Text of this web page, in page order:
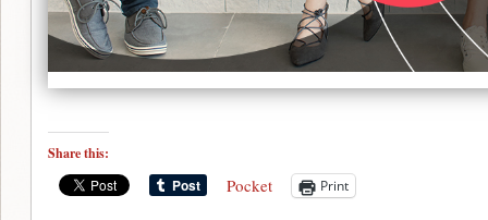
Share this:
Pocket Print